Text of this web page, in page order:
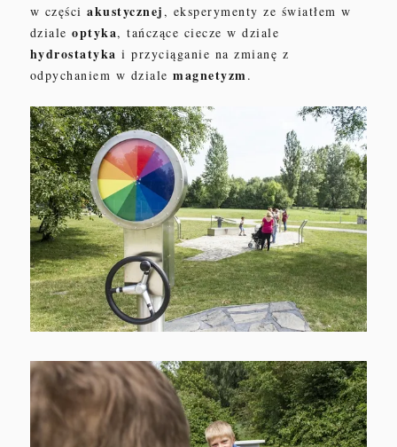
w częściakustycznej , eksperymenty ze światłemw
dzialeoptyka, tańczące ciecze w dziale
hydrostatykai przyciąganie na zmianę z
odpychaniem w dzialemagnetyzm.